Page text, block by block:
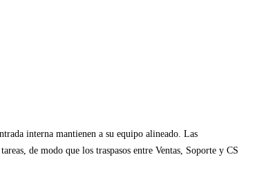
interna mantienen a su equipo alineado. Las
de modo que los traspasos entre Ventas, Soporte y CS